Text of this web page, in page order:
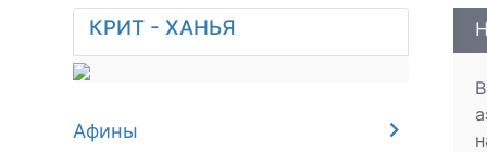
КРИТ - ХАНЬЯ
Афины